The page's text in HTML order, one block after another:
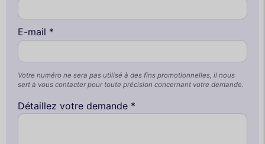
E-mail *
Votre numéro ne sera pas utilisé à des fins promotionnelles, il nous
sert à vous contacter pour toute précision concernant votre demande.
Détaillez votre demande *